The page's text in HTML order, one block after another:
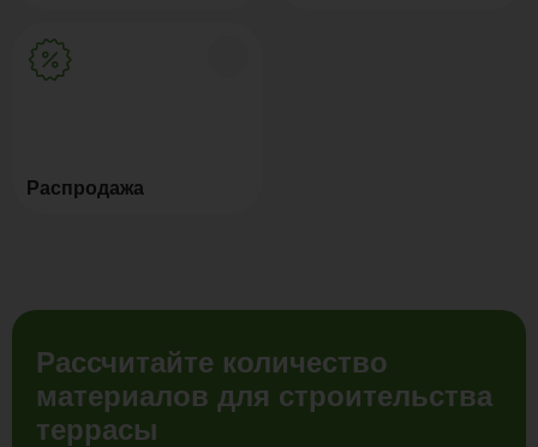
Распродажа
Рассчитайте количество
материалов для строительства
террасы